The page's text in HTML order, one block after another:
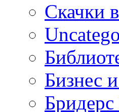
Cкачки
Бизнес